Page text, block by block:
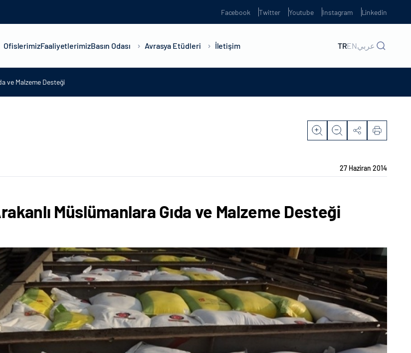
Facebook Twitter Youtube Instagram Linkedin
OfislerimizFaaliyetlerimizBasın Odası Avrasya Etüdleri İletişim TRENعربي
ve Malzeme Desteği
27 Haziran 2014
Müslümanlara Gıda ve Malzeme Desteği